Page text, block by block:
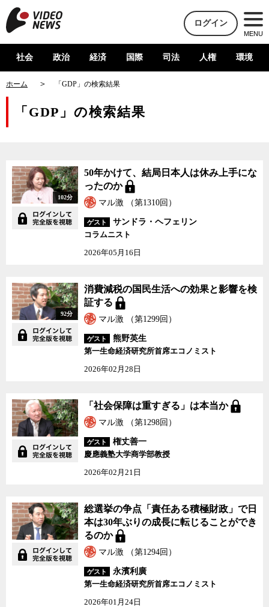
ログイン
MENU
社会 政治 経済 国際 司法 人権 環境
ホーム 「GDP」の検索結果
「GDP」の検索結果
102分
50年かけて、結局日本人は休み上手にな
ったのか
マル激 （第1310回）
ゲスト
サンドラ・ヘフェリン
コラムニスト
2026年05月16日
92分
消費減税の国民生活への効果と影響を検
証する
マル激 （第1299回）
ゲスト
熊野英生
第一生命経済研究所首席エコノミスト
2026年02月28日
「社会保障は重すぎる」は本当か
マル激 （第1298回）
ゲスト
権丈善一
慶應義塾大学商学部教授
2026年02月21日
総選挙の争点「責任ある積極財政」で日
本は30年ぶりの成長に転じることができ
るのか
マル激 （第1294回）
ゲスト
永濱利廣
第一生命経済研究所首席エコノミスト
2026年01月24日